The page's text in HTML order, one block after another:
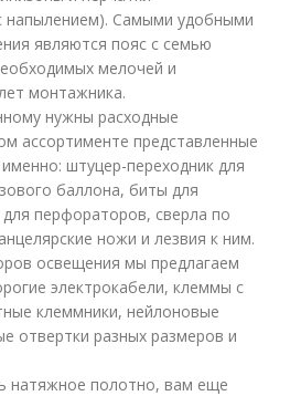
напылением). Самыми удобными
являются пояс с семью
мелочей и
монтажника.
нужны расходные
ассортименте представленные
штуцер-переходник для
баллона, биты для
перфораторов, сверла по
ножи и лезвия к ним.
освещения мы предлагаем
электрокабели, клеммы с
клеммники, нейлоновые
отвертки разных размеров и
натяжное полотно, вам еще